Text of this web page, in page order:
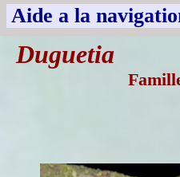
Aide a la
Duguetia